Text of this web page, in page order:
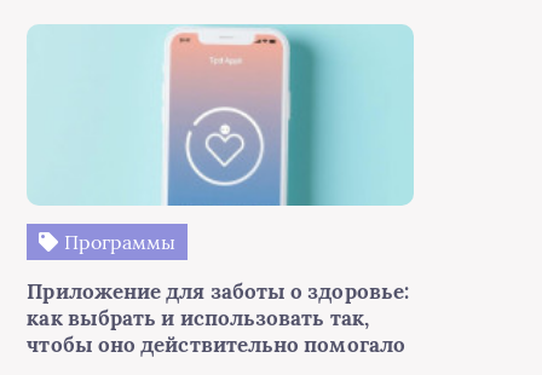
Программы
Приложение для заботы о здоровье:
как выбрать и использовать так,
чтобы оно действительно помогало